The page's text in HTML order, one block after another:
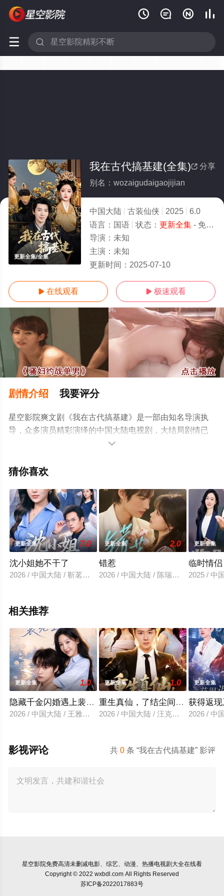
   
 
更新全集/全集
 分享
我在古代搞基建(全集)
别名：wozaigudaigaojijian
中国大陆 古装仙侠 2025
6.0
语言： 国语 状态： 更新全集- 免费在线观看
导演： 未知
主演： 未知
更新时间： 2025-07-10
 在线观看  极速观看
剧情介绍 我要评分
星空影院爽文剧《我在古代搞基建》是一部由知名导演执
导，众多演员精彩演绎的中国大陆电视剧，大结局剧情已
揭晓（更新全集），手机免费观看高清无删减完整版电视
剧、电视猫或剧情网等平台了解。

猜你喜欢
更新全集 7.0
沈小姐她不干了
2026 / 中国大陆 / 靳茗程＆彭士腾
更新全集 2.0
错惹
2026 / 中国大陆 / 陈瑞丰＆杨帆
更新全集
临时情侣
2025 / 中
相关推荐
更新全集 1.0
隐藏千金闪婚遇上裴先生
2026 / 中国大陆 / 王雅清＆朱城玮
更新全集 1.0
重生真仙，了结尘间恩怨
2026 / 中国大陆 / 汪克强＆田诗园
更新全集
获得返
2026 / 中
共0 条 “我在古代搞基建” 影评
影视评论
星空影院免费高清未删减电影、综艺、动漫、热播电视剧大全在线看
Copyright © 2022 wxbdl.com All Rights Reserved
苏ICP备2022017883号